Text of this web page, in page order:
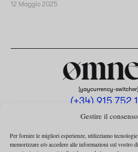
Gestire il consenso
Per fornire le migliori esperienze, utilizziamo
memorizzare e/o accedere alle informazioni sul vostro
12 Maggio 2025
[yaycurrency-
(+34) 915 752